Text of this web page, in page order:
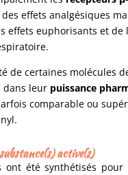
effets analgésiques
effets euphorisants et de
de certaines molécules
dans leur puissance
comparable ou
active(s)
ont été synthétisés